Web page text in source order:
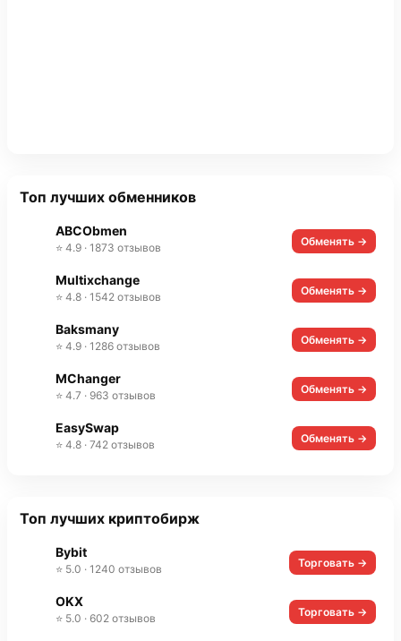
Топ лучших обменников
ABCObmen
⭐ 4.9 · 1873 отзывов Обменять →
Multixchange
⭐ 4.8 · 1542 отзывов Обменять →
Baksmany
⭐ 4.9 · 1286 отзывов Обменять →
MChanger
⭐ 4.7 · 963 отзывов Обменять →
EasySwap
⭐ 4.8 · 742 отзывов Обменять →
Топ лучших криптобирж
Bybit
⭐ 5.0 · 1240 отзывов Торговать →
OKX
⭐ 5.0 · 602 отзывов Торговать →